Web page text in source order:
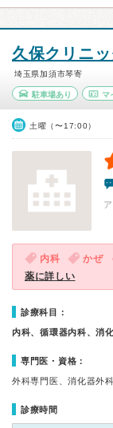
久保クリニッ
埼玉県加須市琴寄
駐車場あり マ
土曜（〜17:00）
内科 かぜ
薬に詳しい
診療科目：
内科、循環器内科、消
専門医・資格：
外科専門医、消化器外
診療時間